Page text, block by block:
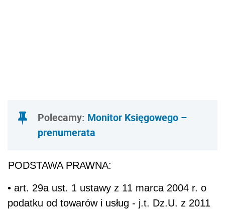
Polecamy: Monitor Księgowego –
prenumerata
PODSTAWA PRAWNA:
• art. 29a ust. 1 ustawy z 11 marca 2004 r. o
podatku od towarów i usług - j.t. Dz.U. z 2011